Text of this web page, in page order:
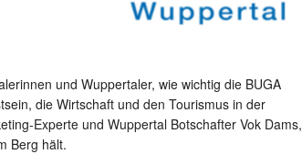
und Wuppertaler, wie wichtig die BUGA
die Wirtschaft und den Tourismus in der
Experte und Wuppertal Botschafter Vok Dams,
Berg hält.